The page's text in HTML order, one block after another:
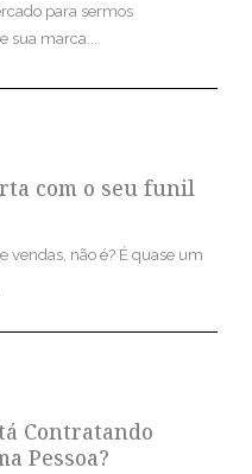
para sermos
sua marca...
com o seu funil
não é? É quase um
Contratando
Pessoa?